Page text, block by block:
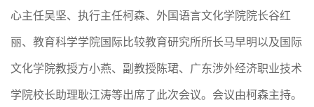
心主任吴坚、执行主任柯森、外国语言文化学院院长谷红
丽、教育科学学院国际比较教育研究所所长马早明以及国际
文化学院教授方小燕、副教授陈珺、广东涉外经济职业技术
学院校长助理耿江涛等出席了此次会议。会议由柯森主持。